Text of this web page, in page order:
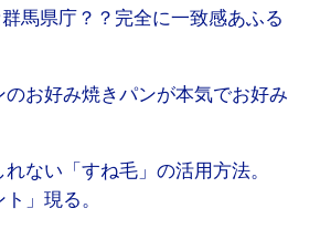
馬県庁？？完全に一致感あふる
お好み焼きパンが本気でお好み
ない「すね毛」の活用方法。
」現る。